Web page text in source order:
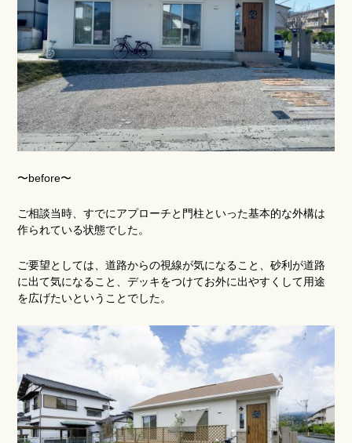
〜before〜
ご相談当時、すでにアプローチと門柱といった基本的な外構は
作られている状態でした。
ご要望としては、道路からの視線が気になること、砂利が道路
に出て気になること、デッキをつけてお外に出やすくして用途
を広げたいということでした。